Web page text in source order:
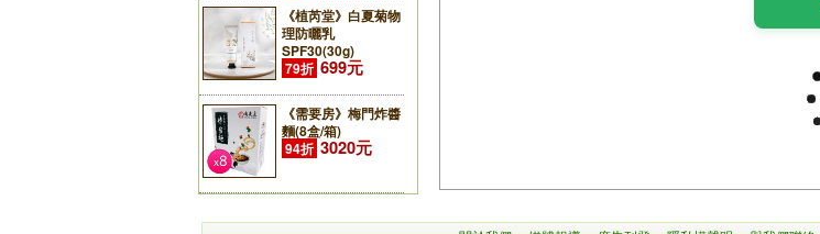
《植芮堂》白夏菊物
理防曬乳
SPF30(30g)
79折 699元
《需要房》梅門炸醬
麵(8盒/箱)
94折 3020元